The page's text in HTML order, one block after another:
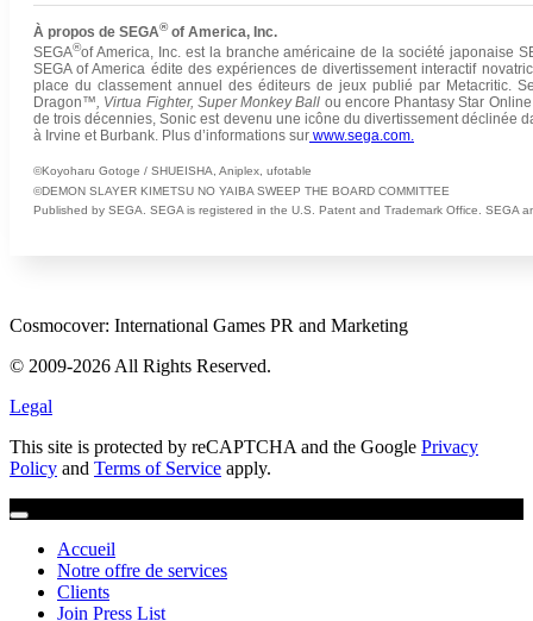
À propos de SEGA®of America, Inc.
SEGA®of America, Inc. est la branche américaine de la société japonaise
SEGA of America édite des expériences de divertissement interactif
place du classement annuel des éditeurs de jeux publié par Metacritic.
Dragon™, Virtua Fighter, Super Monkey Ball ou encore Phantasy Star
de trois décennies, Sonic est devenu une icône du divertissement déclinée
à Irvine et Burbank. Plus d’informations sur www.sega.com.
©Koyoharu Gotoge / SHUEISHA, Aniplex, ufotable
©DEMON SLAYER KIMETSU NO YAIBA SWEEP THE BOARD COMMITTEE
Published by SEGA. SEGA is registered in the U.S. Patent and Trademark Office. SEGA
Cosmocover: International Games PR and Marketing
© 2009-2026 All Rights Reserved.
Legal
This site is protected by reCAPTCHA and the Google Privacy
Policy and Terms of Service apply.
Accueil
Notre offre de services
Clients
Join Press List